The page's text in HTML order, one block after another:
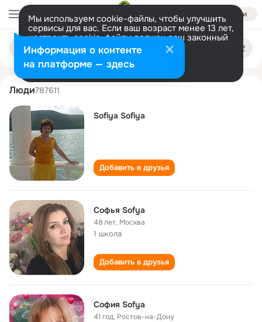
Войти
Мы используем cookie-файлы, чтобы улучшить
сервисы для вас. Если ваш возраст менее 13 лет,
настроить cookie-файлы должен ваш законный
представитель. Больше информации
Разрешить все Настроить
Поиск
людям
sofya sofiya
Люди787611
Sofiya Sofiya
Добавить в друзья
Софья Sofya
48 лет, Москва
1 школа
Добавить в друзья
София Sofya
41 год, Ростов-на-Дону
Информация о контенте
на платформе — здесь